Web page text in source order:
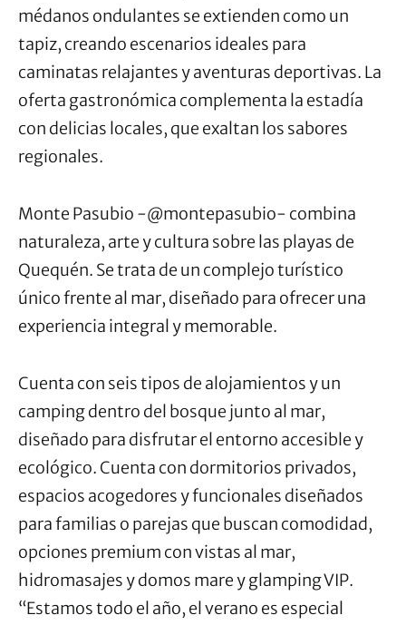
médanos ondulantes se extienden como un
tapiz, creando escenarios ideales para
caminatas relajantes y aventuras deportivas. La
oferta gastronómica complementa la estadía
con delicias locales, que exaltan los sabores
regionales.
Monte Pasubio -@montepasubio- combina
naturaleza, arte y cultura sobre las playas de
Quequén. Se trata de un complejo turístico
único frente al mar, diseñado para ofrecer una
experiencia integral y memorable.
Cuenta con seis tipos de alojamientos y un
camping dentro del bosque junto al mar,
diseñado para disfrutar el entorno accesible y
ecológico. Cuenta con dormitorios privados,
espacios acogedores y funcionales diseñados
para familias o parejas que buscan comodidad,
opciones premium con vistas al mar,
hidromasajes y domos mare y glamping VIP.
“Estamos todo el año, el verano es especial